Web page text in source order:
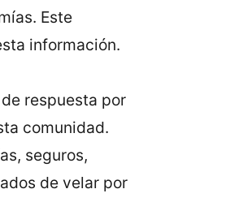
Este
información.
respuesta por
comunidad.
seguros,
de velar por